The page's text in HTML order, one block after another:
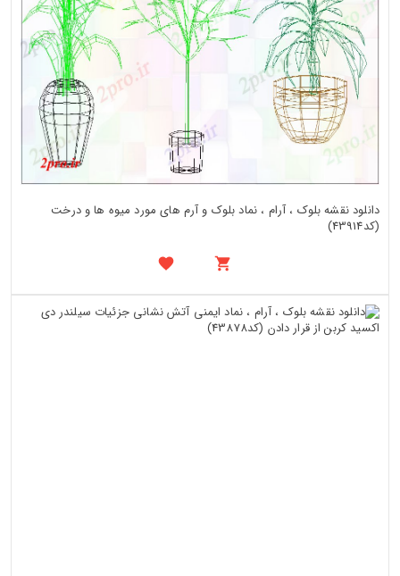
دانلود نقشه بلوک ، آرام ، نماد بلوک و آرم های مورد میوه ها و درخت
(کد43914)